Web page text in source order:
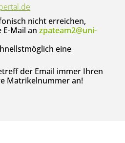
nicht erreichen,
Mail an zpateam2@uni-
eine
der Email immer Ihren
Matrikelnummer an!